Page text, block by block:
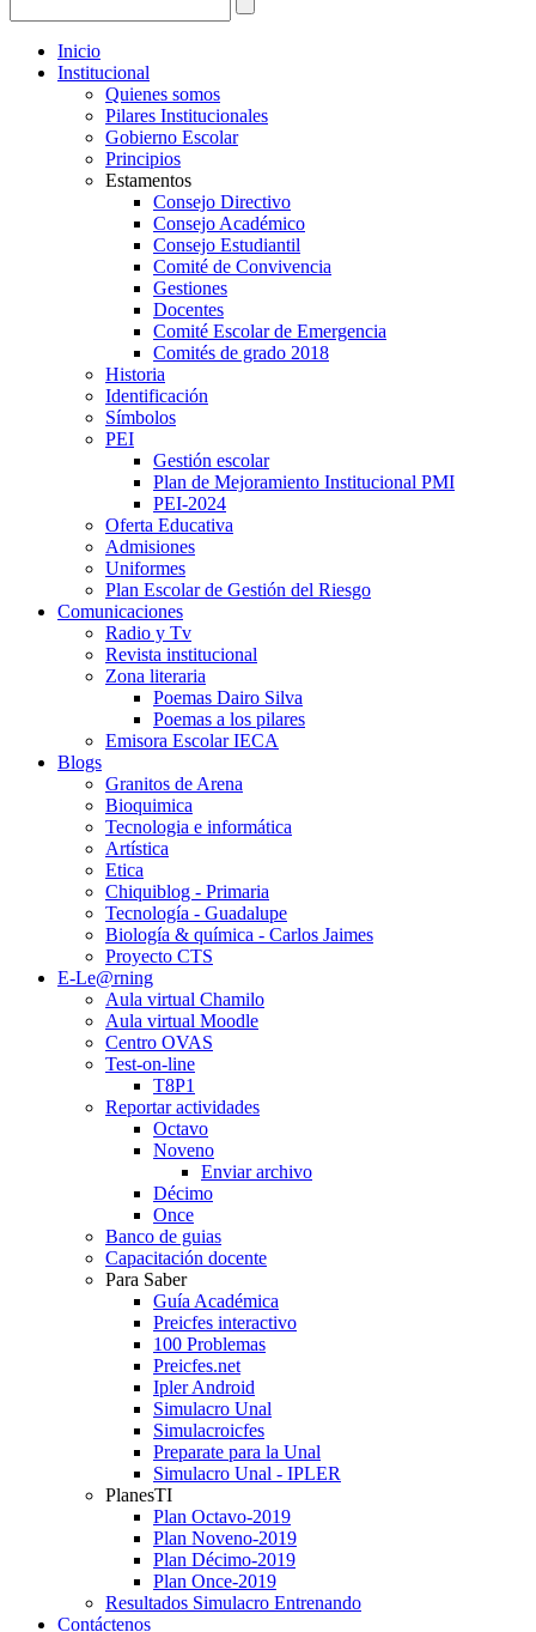
Inicio
Institucional
Quienes somos
Pilares Institucionales
Gobierno Escolar
Principios
Estamentos
Consejo Directivo
Consejo Académico
Consejo Estudiantil
Comité de Convivencia
Gestiones
Docentes
Comité Escolar de Emergencia
Comités de grado 2018
Historia
Identificación
Símbolos
PEI
Gestión escolar
Plan de Mejoramiento Institucional PMI
PEI-2024
Oferta Educativa
Admisiones
Uniformes
Plan Escolar de Gestión del Riesgo
Comunicaciones
Radio y Tv
Revista institucional
Zona literaria
Poemas Dairo Silva
Poemas a los pilares
Emisora Escolar IECA
Blogs
Granitos de Arena
Bioquimica
Tecnologia e informática
Artística
Etica
Chiquiblog - Primaria
Tecnología - Guadalupe
Biología & química - Carlos Jaimes
Proyecto CTS
E-Le@rning
Aula virtual Chamilo
Aula virtual Moodle
Centro OVAS
Test-on-line
T8P1
Reportar actividades
Octavo
Noveno
Enviar archivo
Décimo
Once
Banco de guias
Capacitación docente
Para Saber
Guía Académica
Preicfes interactivo
100 Problemas
Preicfes.net
Ipler Android
Simulacro Unal
Simulacroicfes
Preparate para la Unal
Simulacro Unal - IPLER
PlanesTI
Plan Octavo-2019
Plan Noveno-2019
Plan Décimo-2019
Plan Once-2019
Resultados Simulacro Entrenando
Contáctenos